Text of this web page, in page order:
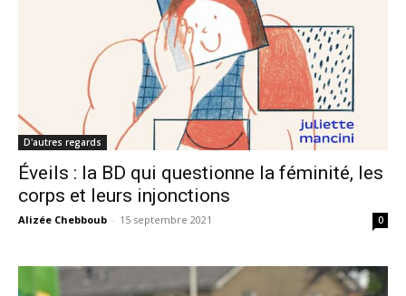
D'autres regards
Éveils : la BD qui questionne la féminité, les
corps et leurs injonctions
Alizée Chebboub - 15 septembre 2021 0